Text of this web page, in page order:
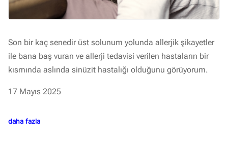
Son bir kaç senedir üst solunum yolunda allerjik şikayetler
ile bana baş vuran ve allerji tedavisi verilen hastaların bir
kısmında aslında sinüzit hastalığı olduğunu görüyorum.
17 Mayıs 2025
daha fazla